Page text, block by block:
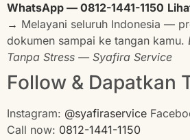
WhatsApp — 0812-1441-1150
→ Melayani seluruh Indonesia —
dokumen sampai ke tangan kamu.
Tanpa Stress — Syafira Service
Follow & Dapatkan
Instagram: @syafiraservice
Call now: 0812-1441-1150